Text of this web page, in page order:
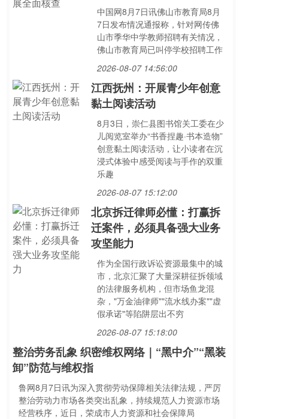
中国网8月7日讯佛山市教育局8月
7日发布情况通报称，针对网传佛
山市季华中学教师招聘有关情况，
佛山市教育局已叫停学校招聘工作
2026-08-07 14:56:00
江西抚州：开展青少年创意
黏土阅读活动
8月3日，崇仁县图书馆关工委在少
儿阅览室举办“书香捏趣·书本造物”
创意黏土阅读活动，让小读者在沉
浸式体验中感受阅读与手作的双重
乐趣
2026-08-07 15:12:00
北京拆迁律师必懂：打赢拆
迁案件，必须具备强大业务
攻坚能力
作为全国行政诉讼资源最集中的城
市，北京汇聚了大量深耕征拆领域
的法律服务机构，但市场鱼龙混
杂，"万金油律师""流水线办案""虚
假承诺"等陷阱层出不穷
2026-08-07 15:18:00
整治劳务乱象 织密维权网络｜“黑中介”“黑装
卸”防范与维权指
鲁网8月7日讯为深入贯彻劳动保障相关法律法规，严厉
整治劳动力市场各类突出乱象，持续规范人力资源市场
经营秩序，近日，荣成市人力资源和社会保障局